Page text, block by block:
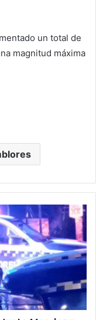
un total de
magnitud máxima